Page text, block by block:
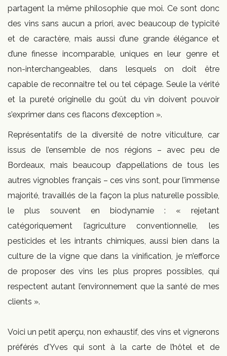
partagent la même philosophie que moi. Ce sont donc
des vins sans aucun a priori, avec beaucoup de typicité
et de caractère, mais aussi d’une grande élégance et
d’une finesse incomparable, uniques en leur genre et
non-interchangeables, dans lesquels on doit être
capable de reconnaitre tel ou tel cépage. Seule la vérité
et la pureté originelle du goût du vin doivent pouvoir
s’exprimer dans ces flacons d’exception ».
Représentatifs de la diversité de notre viticulture, car
issus de l’ensemble de nos régions – avec peu de
Bordeaux, mais beaucoup d’appellations de tous les
autres vignobles français – ces vins sont, pour l’immense
majorité, travaillés de la façon la plus naturelle possible,
le plus souvent en biodynamie : « rejetant
catégoriquement l’agriculture conventionnelle, les
pesticides et les intrants chimiques, aussi bien dans la
culture de la vigne que dans la vinification, je m’efforce
de proposer des vins les plus propres possibles, qui
respectent autant l’environnement que la santé de mes
clients ».
Voici un petit aperçu, non exhaustif, des vins et vignerons
préférés d’Yves qui sont à la carte de l’hôtel et de